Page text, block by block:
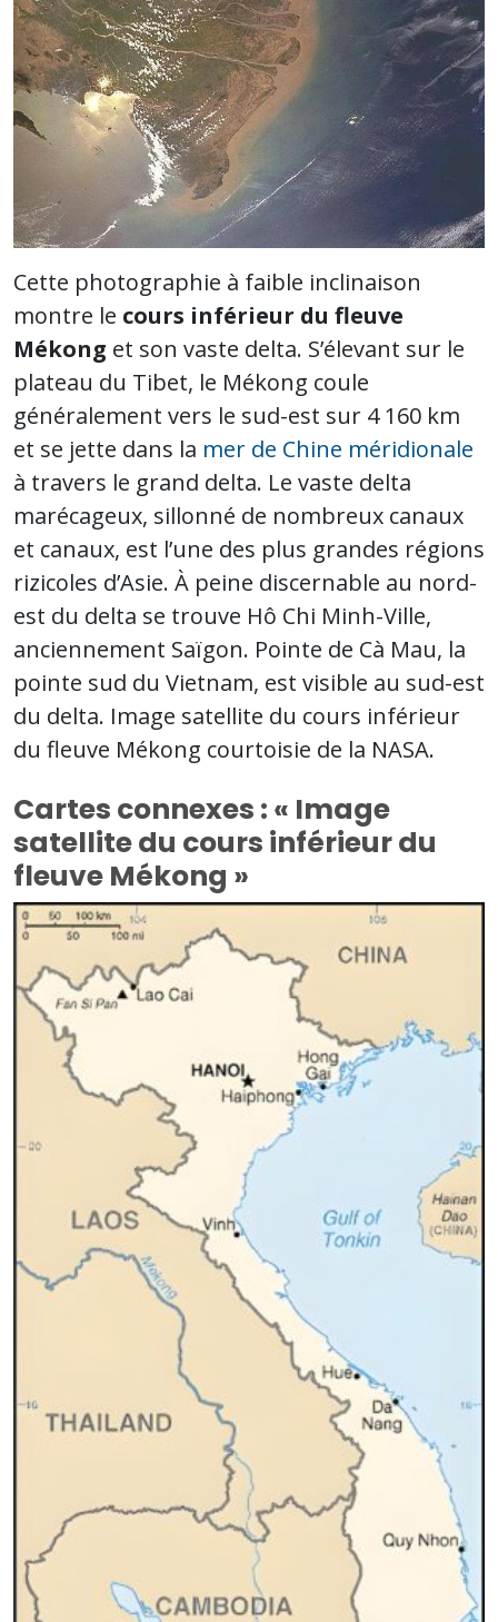
Cette photographie à faible inclinaison
montre le cours inférieur du fleuve
Mékong et son vaste delta. S’élevant sur le
plateau du Tibet, le Mékong coule
généralement vers le sud-est sur 4 160 km
et se jette dans la mer de Chine méridionale
à travers le grand delta. Le vaste delta
marécageux, sillonné de nombreux canaux
et canaux, est l’une des plus grandes régions
rizicoles d’Asie. À peine discernable au nord-
est du delta se trouve Hô Chi Minh-Ville,
anciennement Saïgon. Pointe de Cà Mau, la
pointe sud du Vietnam, est visible au sud-est
du delta. Image satellite du cours inférieur
du fleuve Mékong courtoisie de la NASA.
Cartes connexes : « Image
satellite du cours inférieur du
fleuve Mékong »